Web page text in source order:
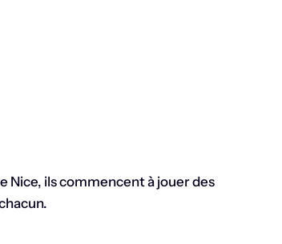
Nice, ils commencent à jouer des